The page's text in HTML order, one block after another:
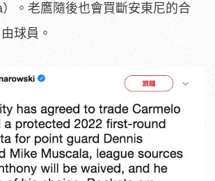
）。老鷹隨後也會買斷安東尼的合
球員。